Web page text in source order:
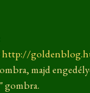
http://
majd
gombra.